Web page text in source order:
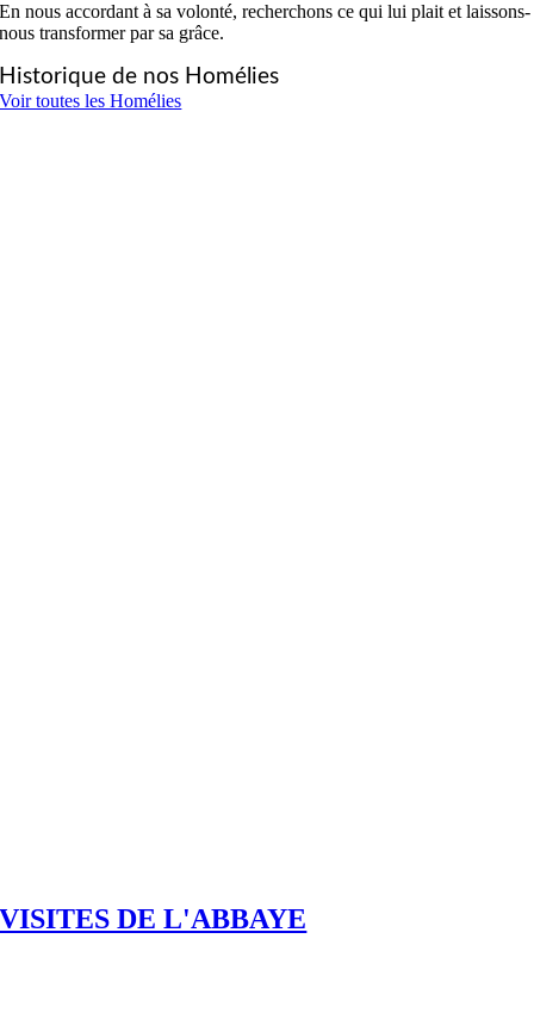
En nous accordant à sa volonté, recherchons ce qui lui plait et laissons-
nous transformer par sa grâce.
Historique de nos Homélies
Voir toutes les Homélies
VISITES DE L'ABBAYE